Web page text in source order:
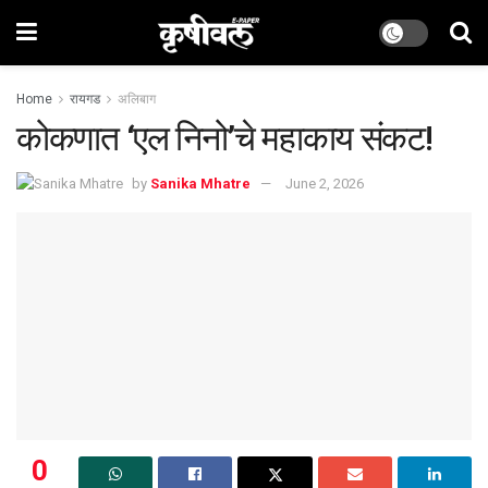
Home रायगड अलिबाग
कोकणात ‌‘एल निनो’चे महाकाय संकट!
by Sanika Mhatre June 2, 2026
0